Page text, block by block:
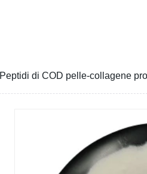
Peptidi di COD pelle-collagene